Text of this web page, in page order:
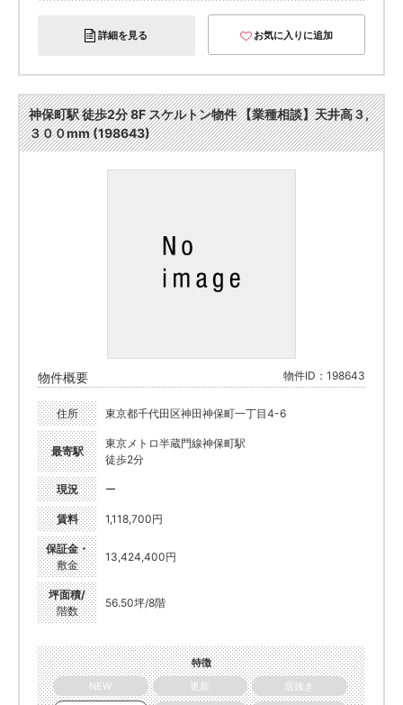
詳細を見る お気に入りに追加
神保町駅 徒歩2分 8F スケルトン物件 【業種相談】天井高３,
３００mm (198643)
物件概要 物件ID：198643
住所 東京都千代田区神田神保町一丁目4-6
最寄駅
東京メトロ半蔵門線神保町駅
徒歩2分
現況 ー
賃料 1,118,700円
保証金・
敷金
13,424,400円
坪面積/
階数
56.50坪/8階
特徴
NEW
更新
居抜き